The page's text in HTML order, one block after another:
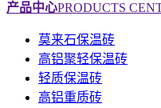
产品中心PRODUCTS
莫来石保温砖
高铝聚轻保温砖
轻质保温砖
高铝重质砖